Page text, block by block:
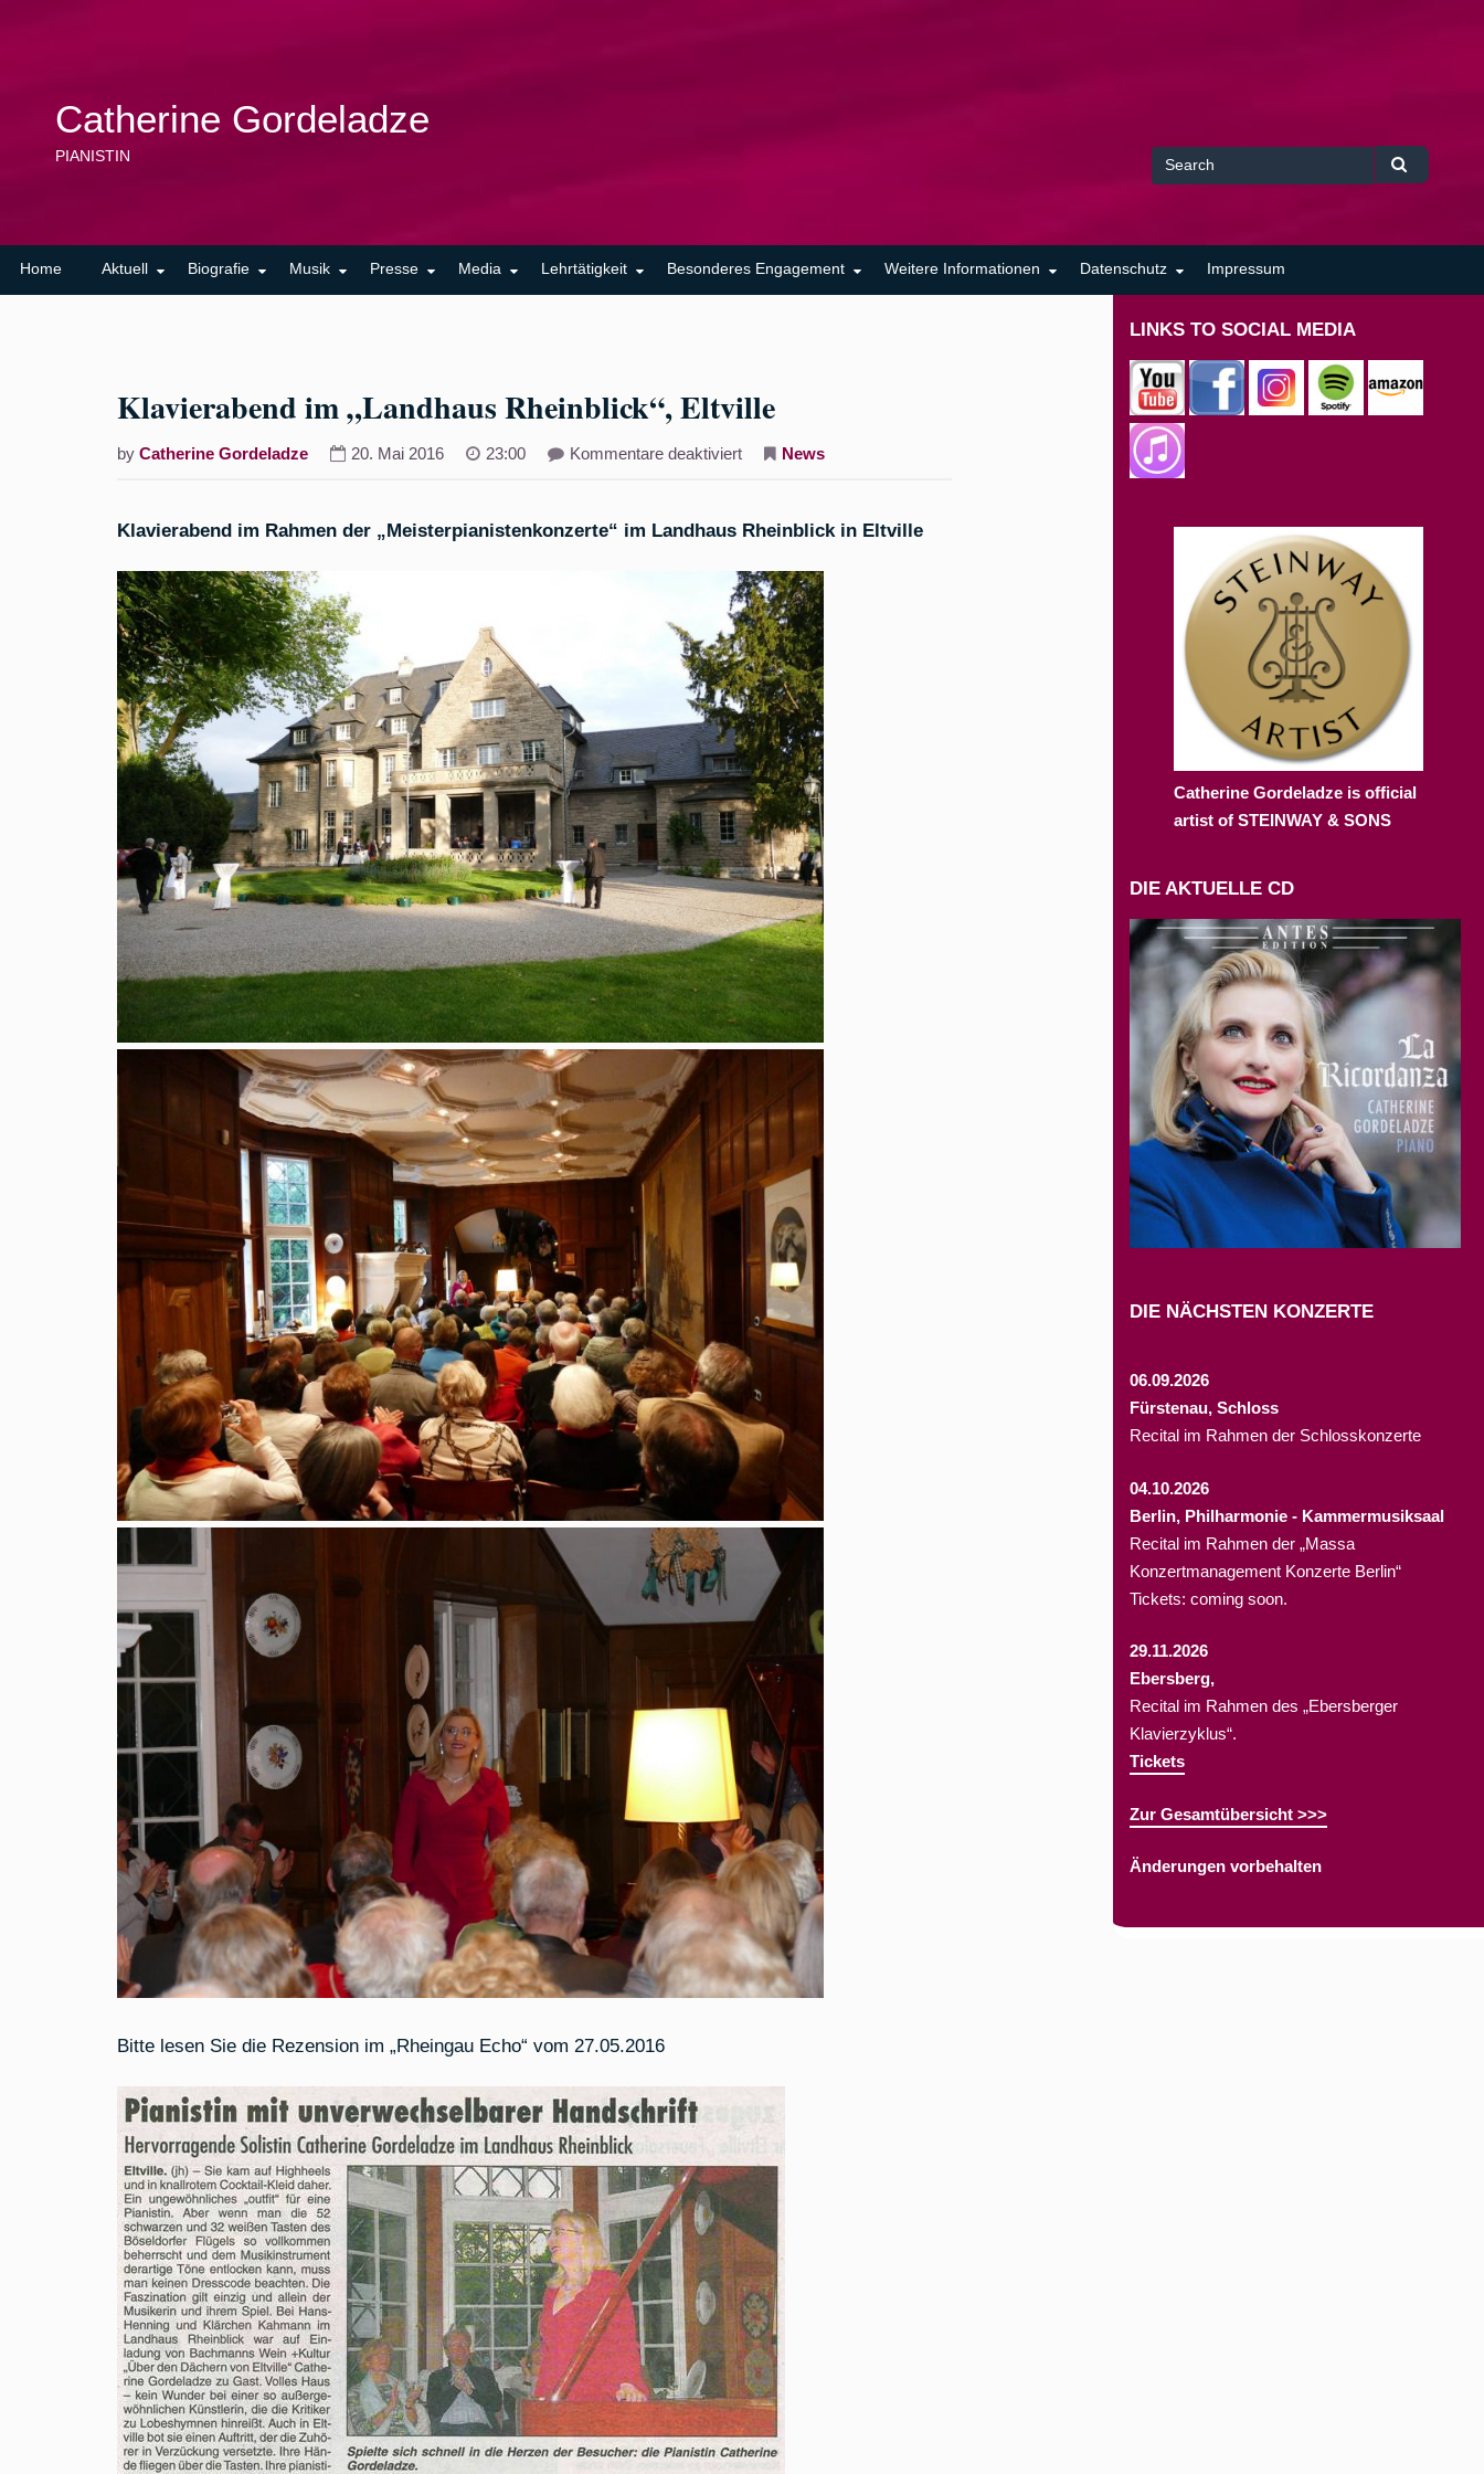
Catherine Gordeladze
PIANISTIN
Search
for
Home Aktuell Biografie Musik Presse Media Lehrtätigkeit Besonderes Engagement Weitere Informationen Datenschutz Impressum
Klavierabend im „Landhaus Rheinblick“, Eltville
by Catherine Gordeladze 20. Mai 2016 23:00 Kommentare deaktiviertfür
Eltville
News
Klavierabend im Rahmen der „Meisterpianistenkonzerte“ im Landhaus Rheinblick in Eltville
Bitte lesen Sie die Rezension im „Rheingau Echo“ vom 27.05.2016
LINKS TO SOCIAL MEDIA
Catherine Gordeladze is official
artist of STEINWAY & SONS
DIE AKTUELLE CD
DIE NÄCHSTEN KONZERTE
06.09.2026
Fürstenau, Schloss
Recital im Rahmen der Schlosskonzerte
04.10.2026
Berlin, Philharmonie - Kammermusiksaal
Recital im Rahmen der „Massa
Konzertmanagement Konzerte Berlin“
Tickets: coming soon.
29.11.2026
Ebersberg,
Recital im Rahmen des „Ebersberger
Klavierzyklus“.
Tickets
Zur Gesamtübersicht >>>
Änderungen vorbehalten